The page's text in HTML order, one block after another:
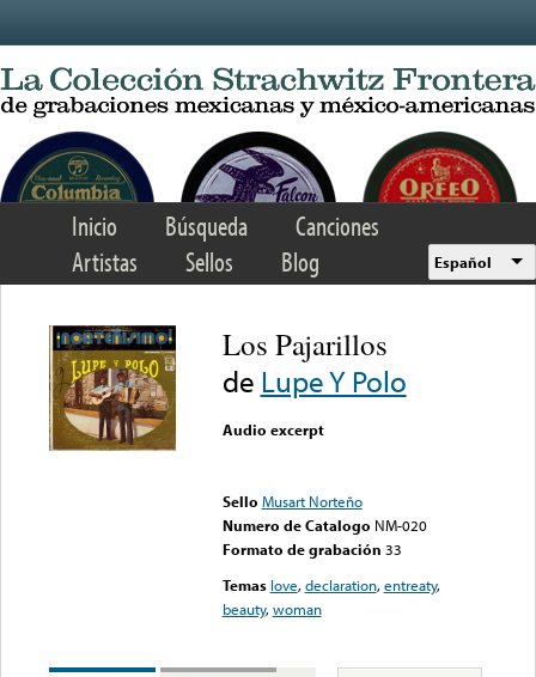
Inicio Búsqueda
Canciones
Artistas
Sellos Blog Español
Los Pajarillos
de Lupe Y Polo
Audio excerpt
Sello Musart Norteño
Numero de Catalogo NM-020
Formato de grabación 33
Temas love,declaration,entreaty,
beauty,woman